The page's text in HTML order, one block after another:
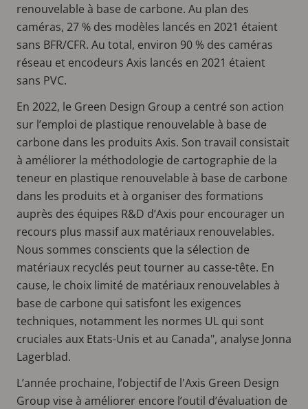
renouvelable à base de carbone. Au plan des
caméras, 27 % des modèles lancés en 2021 étaient
sans BFR/CFR. Au total, environ 90 % des caméras
réseau et encodeurs Axis lancés en 2021 étaient
sans PVC.
En 2022, le Green Design Group a centré son action
sur l’emploi de plastique renouvelable à base de
carbone dans les produits Axis. Son travail consistait
à améliorer la méthodologie de cartographie de la
teneur en plastique renouvelable à base de carbone
dans les produits et à organiser des formations
auprès des équipes R&D d’Axis pour encourager un
recours plus massif aux matériaux renouvelables.
Nous sommes conscients que la sélection de
matériaux recyclés peut tourner au casse-tête. En
cause, le choix limité de matériaux renouvelables à
base de carbone qui satisfont les exigences
techniques, notamment les normes UL qui sont
cruciales aux Etats-Unis et au Canada", analyse Jonna
Lagerblad.
L’année prochaine, l’objectif de l'Axis Green Design
Group vise à améliorer encore l’outil d’évaluation de